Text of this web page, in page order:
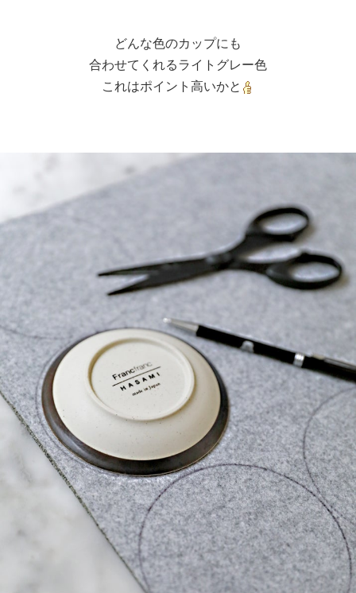
どんな色のカップにも
合わせてくれるライトグレー色
これはポイント高いかと